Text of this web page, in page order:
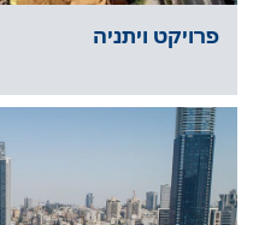
פרויקט ויתניה